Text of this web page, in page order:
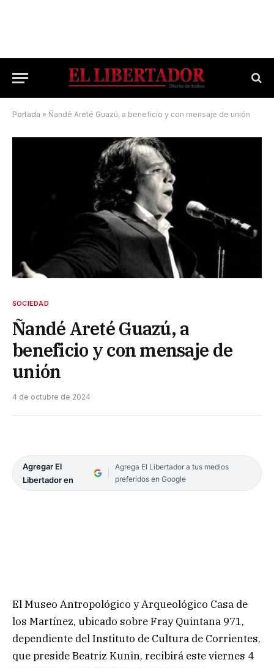
Portada » Ñandé Areté Guazú, a beneficio y con mensaje de unión
SOCIEDAD
Ñandé Areté Guazú, a
beneficio y con mensaje de
unión
4 de octubre de 2024
Agregar El
Libertador en
Agrega El Libertador a tus medios
preferidos en Google
El Museo Antropológico y Arqueológico Casa de
los Martínez, ubicado sobre Fray Quintana 971,
dependiente del Instituto de Cultura de Corrientes,
que preside Beatriz Kunin, recibirá este viernes 4